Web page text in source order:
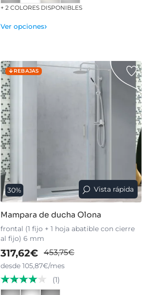
+ 2 COLORES DISPONIBLES
Ver opciones›
REBAJAS
30% Vista rápida
Mampara de ducha Olona
frontal (1 fijo + 1 hoja abatible con cierre
al fijo) 6 mm
317,62€ 453,75€
desde 105,87€/mes
(1)